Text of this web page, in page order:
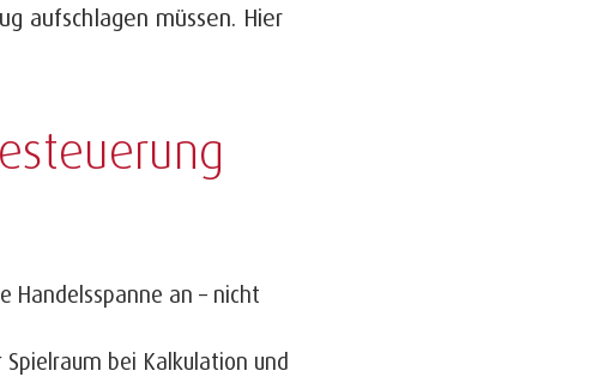
aufschlagen müssen. Hier
Handelsspanne an – nicht
bei Kalkulation und